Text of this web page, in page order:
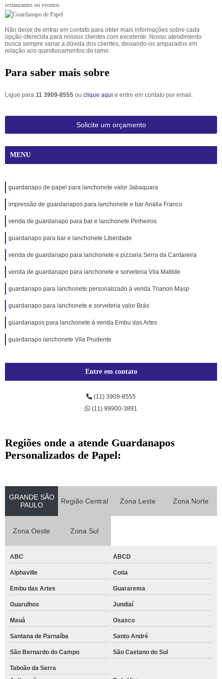
restaurantes ou eventos.
Não deixe de entrar em contato para obter mais informações sobre cada
opção oferecida para nossos clientes com excelente. Nosso atendimento
busca sempre sanar a dúvida dos clientes, deixando-os amparados em
relação aos questionamentos do ramo.
Para saber mais sobre
Ligue para 11 3909-8555 ou clique aqui e entre em contato por email.
Solicite um orçamento
MENU
guardanapo de papel para lanchonete valor Jabaquara
impressão de guardanapos para lanchonete e bar Anália Franco
venda de guardanapo para bar e lanchonete Pinheiros
guardanapo para bar e lanchonete Liberdade
venda de guardanapo para lanchonete e pizzaria Serra da Cantareira
venda de guardanapo para lanchonete e sorveteria Vila Matilde
guardanapo para lanchonete personalizado á venda Trianon Masp
guardanapo para lanchonete e sorveteria valor Brás
guardanapos para lanchonete á venda Embu das Artes
guardanapo lanchonete Vila Prudente
Entre em contato
(11) 3909-8555
(11) 99900-3891
Regiões onde a atende Guardanapos
Personalizados de Papel:
GRANDE SÃO
PAULO
Região Central Zona Leste Zona Norte
Zona Oeste Zona Sul
ABC ABCD
Alphaville Cotia
Embu das Artes Guararema
Guarulhos Jundiaí
Mauá Osasco
Santana de Parnaíba Santo André
São Bernardo do Campo São Caetano do Sul
Taboão da Serra